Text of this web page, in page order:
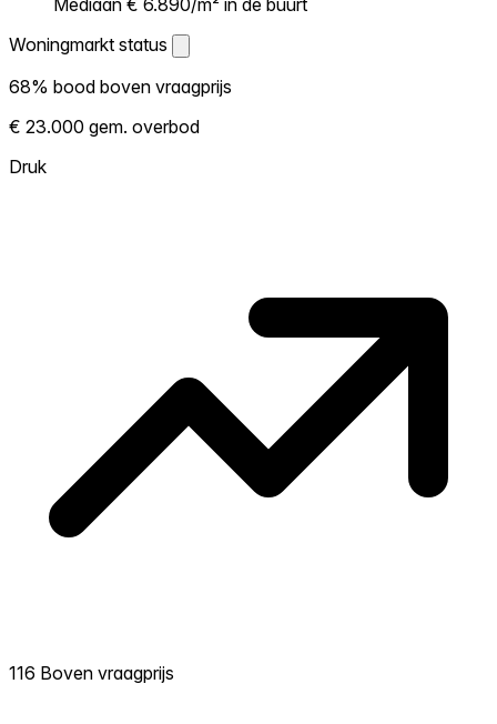
Woningmarkt status
Woningmarkt status
Laat zien hoe competitief de markt hier is.
Hoe meer woningen boven vraagprijs
verkopen, hoe heter. Heet? Verwacht
68% bood boven vraagprijs
€ 23.000 gem. overbod
Druk
116 Boven vraagprijs